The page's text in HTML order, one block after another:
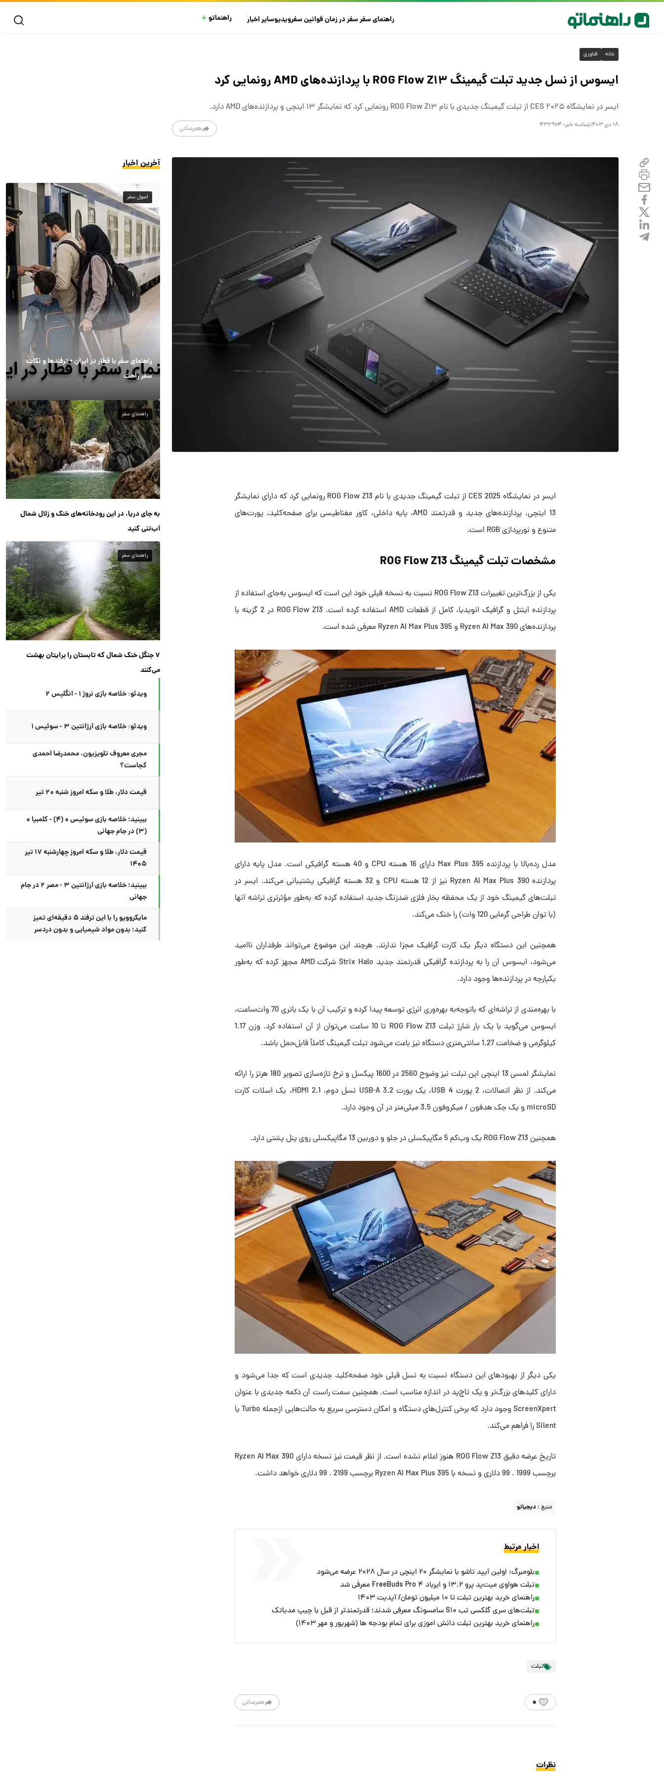
راهنمای سفرسفر در زمانقوانین سفرویدیوسایراخبار راهنماتو
خانه فناوری
ایسوس از نسل جدید تبلت گیمینگ ROG Flow Z۱۳ با پردازنده‌های AMD رونمایی کرد
ایسر در نمایشگاه CES ۲۰۲۵ از تبلت گیمینگ جدیدی با نام ROG Flow Z۱۳ رونمایی کرد که نمایشگر ۱۳ اینچی و پردازنده‌های AMD دارد.
۱۸ دی ۱۴۰۳ شناسه خبر: ۴۳۲۹۶۴ همرسانی
ایسر در نمایشگاه CES 2025 از تبلت گیمینگ جدیدی با نام ROG Flow Z13 رونمایی کرد که دارای نمایشگر
13 اینچی، پردازنده‌های جدید و قدرتمند AMD، پایه داخلی، کاور مغناطیسی برای صفحه‌کلید، پورت‌های
متنوع و نورپردازی RGB است.
مشخصات تبلت گیمینگ ROG Flow Z13
یکی از بزرگ‌ترین تغییرات ROG Flow Z13 نسبت به نسخه قبلی خود این است که ایسوس به‌جای استفاده از
پردازنده اینتل و گرافیک انویدیا، کامل از قطعات AMD استفاده کرده است. ROG Flow Z13 در 2 گزینه با
پردازنده‌های Ryzen AI Max 390 و Ryzen AI Max Plus 395 معرفی شده است.
مدل رده‌بالا با پردازنده Max Plus 395 دارای 16 هسته CPU و 40 هسته گرافیکی است. مدل پایه دارای
پردازنده Ryzen AI Max Plus 390 نیز از 12 هسته CPU و 32 هسته گرافیکی پشتیبانی می‌کند. ایسر در
تبلت‌های گیمینگ خود از یک محفظه بخار فلزی ضدزنگ جدید استفاده کرده که به‌طور مؤثرتری تراشه آنها
(با توان طراحی گرمایی 120 وات) را خنک‌ می‌کند.
همچنین این دستگاه دیگر یک کارت گرافیک مجزا ندارند. هرچند این موضوع می‌تواند طرفداران ناامید
می‌شود، ایسوس آن را به پردازنده گرافیکی قدرتمند جدید Strix Halo شرکت AMD مجهز کرده که به‌طور
یکپارچه در پردازنده‌ها وجود دارد.
با بهره‌مندی از تراشه‌ای که باتوجه‌به بهره‌وری انرژی توسعه پیدا کرده و ترکیب آن با یک باتری 70 وات‌ساعت،
ایسوس می‌گوید با یک بار شارژ تبلت ROG Flow Z13 تا 10 ساعت می‌توان از آن استفاده کرد. وزن 1.17
کیلوگرمی و ضخامت 1.27 سانتی‌متری دستگاه نیز باعث می‌شود تبلت گیمینگ کاملاً قابل‌حمل باشد.
نمایشگر لمسی 13 اینچی این تبلت نیز وضوح 2560 در 1600 پیکسل و نرخ تازه‌سازی تصویر 180 هرتز را ارائه
می‌کند. از نظر اتصالات، 2 پورت USB 4، یک پورت USB-A 3.2 نسل دوم، HDMI 2.1، یک اسلات کارت
microSD و یک جک هدفون / میکروفون 3.5 میلی‌متر در آن وجود دارد.
همچنین ROG Flow Z13 یک وب‌کم 5 مگاپیکسلی در جلو و دوربین 13 مگاپیکسلی روی پنل پشتی دارد.
یکی دیگر از بهبودهای این دستگاه نسبت به نسل قبلی خود صفحه‌کلید جدیدی است که جدا‌ می‌شود و
دارای کلیدهای بزرگ‌تر و یک تاچ‌پد در اندازه‌ مناسب است. همچنین سمت راست آن دکمه‌ جدیدی با عنوان
ScreenXpert وجود دارد که برخی کنترل‌های دستگاه و امکان دسترسی سریع به حالت‌هایی ازجمله Turbo یا
Silent را فراهم می‌کند.
تاریخ عرضه دقیق ROG Flow Z13 هنوز اعلام نشده است. از نظر قیمت نیز نسخه دارای Ryzen AI Max 390
برچسب 1999 . 99 دلاری و نسخه با Ryzen AI Max Plus 395 برچسب 2199 . 99 دلاری خواهد داشت.
منبع : دیجیاتو
اخبار مرتبط
بلومبرگ: اولین آیپد تاشو با نمایشگر ۲۰ اینچی در سال ۲۰۲۸ عرضه می‌شود
تبلت هواوی میت‌پد پرو ۱۳.۲ و ایرباد FreeBuds Pro ۴ معرفی شد
راهنمای خرید بهترین تبلت تا ۱۰ میلیون تومان/ آپدیت ۱۴۰۳
تبلت‌های سری گلکسی تب S۱۰ سامسونگ معرفی شدند؛ قدرتمندتر از قبل با چیپ مدیاتک
راهنمای خرید بهترین تبلت دانش اموزی برای تمام بودجه ها (شهریور و مهر ۱۴۰۳)
تبلت
همرسانی ۰
نظرات
آخرین اخبار
اصول سفر
راهنمای سفر با قطار در ایران + ترفندها و نکات
سفر راحت
راهنمای سفر
به جای دریا، در این رودخانه‌های خنک و زلال شمال
آب‌تنی کنید
راهنمای سفر
۷ جنگل خنک شمال که تابستان را برایتان بهشت
می‌کنند
ویدئو: خلاصه بازی نروژ ۱ - انگلیس ۲
ویدئو: خلاصه بازی آرژانتین ۳ - سوئیس ۱
مجری معروف تلویزیون، محمدرضا احمدی
کجاست؟
قیمت دلار، طلا و سکه امروز شنبه ۲۰ تیر
ببینید؛ خلاصه بازی سوئیس ۰ (۴) - کلمبیا ۰
(۳) در جام جهانی
قیمت دلار، طلا و سکه امروز چهارشنبه ۱۷ تیر
۱۴۰۵
ببینید؛ خلاصه بازی آرژانتین ۳ - مصر ۲ در جام
جهانی
مایکروویو را با این ترفند ۵ دقیقه‌ای تمیز
کنید؛ بدون مواد شیمیایی و بدون دردسر